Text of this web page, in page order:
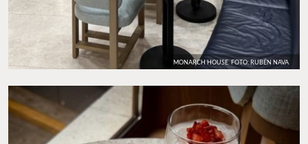
MONARCH HOUSE. FOTO: RUBÉN NAVA